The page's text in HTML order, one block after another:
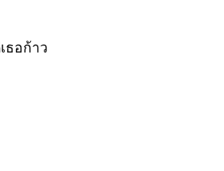
ธอก้าว